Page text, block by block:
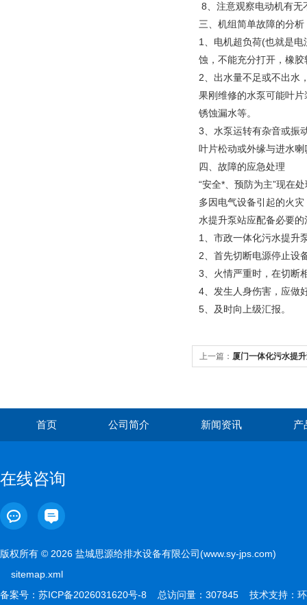
8、注意观察电动机有无
三、机组简单故障的分析
1、电机超负荷(也就是
蚀，不能充分打开，橡
2、出水量不足或不出水
果刚维修的水泵可能叶
锈蚀漏水等。
3、水泵运转有杂音或振
叶片松动或外缘与进水
四、故障的应急处理
“安全*、预防为主”现在
多因电气设备引起的火
水提升泵站应配备必要的
1、市政一体化污水提升
2、首先切断电源停止设
3、火情严重时，在切断
4、发生人身伤害，应做
5、及时向上级汇报。
上一篇： 厦门一体化污水提
首页 公司简介 新闻资讯 产
在线咨询
版权所有 © 2026 盐城思源给排水设备有限公司(www.sy-jps.com)
sitemap.xml
备案号： 苏ICP备2026031620号-8 总访问量：307845 技术支持： 环